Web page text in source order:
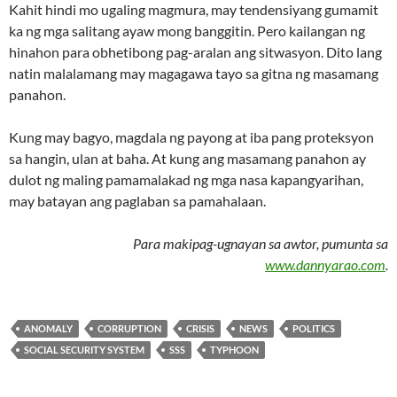
Kahit hindi mo ugaling magmura, may tendensiyang gumamit
ka ng mga salitang ayaw mong banggitin. Pero kailangan ng
hinahon para obhetibong pag-aralan ang sitwasyon. Dito lang
natin malalamang may magagawa tayo sa gitna ng masamang
panahon.
Kung may bagyo, magdala ng payong at iba pang proteksyon
sa hangin, ulan at baha. At kung ang masamang panahon ay
dulot ng maling pamamalakad ng mga nasa kapangyarihan,
may batayan ang paglaban sa pamahalaan.
Para makipag-ugnayan sa awtor, pumunta sa
www.dannyarao.com.
ANOMALY CORRUPTION CRISIS NEWS
POLITICS
SOCIAL SECURITY SYSTEM
SSS TYPHOON